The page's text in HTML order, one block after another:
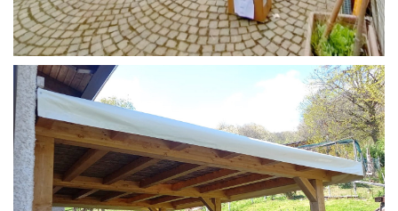
STRUTTURA CAMPER